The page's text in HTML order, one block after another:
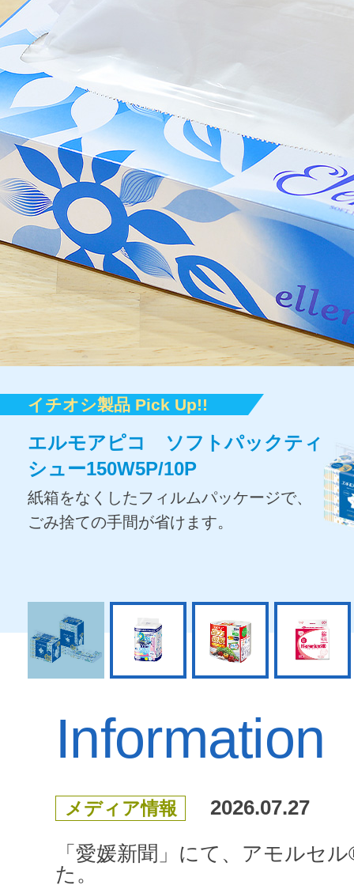
イチオシ製品 Pick Up!!
エルモア ティシュー 200W 5箱組
たっぷり使える400枚（200組）入りのテ
ィシューペーパーです。
エルモアピコ ソフトパックティ
シュー150W5P/10P
紙箱をなくしたフィルムパッケージで、
ごみ捨ての手間が省けます。
エルモアピコ 2倍巻12Rシング
ル
たっぷり長持ち2倍巻で、トイレットロー
ルの交換回数を減らせます。
エルモア 強力吸収キッチンタオ
ル 4R
お料理からお片付けまで安心の吸水力。
ディープエンボス加工（両面処理）で水
エルモアいちばん ＋e Hi-
premium
尿とりパッドに求められる品質を最高レ
ベルまで高め、保湿剤・抗菌剤を配合し
エルモアいちばん うす型パンツ
やわらか素材でお肌にやさしくフィット
し、安心の消臭加工です。
エルモア ペーパータオルレギュ
ラーサイズ200W
片手で取り出しやすいから、お手拭きや
洗面台まわりの拭き作業に最適です。
エルモアfukutおそうじシート 食
卓＆リビング用20＋2枚
強アルカリ電解水を配合し、油汚れや皮
脂汚れを簡単に拭き取ります。
エルモア 不織布マスク
3層構造の高密度フィルターによって、空
気中のウィルス飛沫・花粉などの侵入を
防ぎます。
エルモアカテキンプレミアムマ
スク
ベージュ
医療用としても使用可能な米国規格
エルモア フェイシャルタオル
高い吸水性で、洗顔後の顔の水分もこす
らずしっかり拭き取ります。
KPE段ボール
羽毛粉末を使用し、耐水性と保温性に優
れた、環境にも優しい段ボールです。
Information
メディア情報
2026.07.27
「愛媛新聞」にて、アモルセ
た。